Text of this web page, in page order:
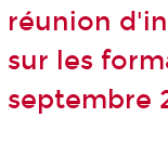
réunion
sur les
septembre